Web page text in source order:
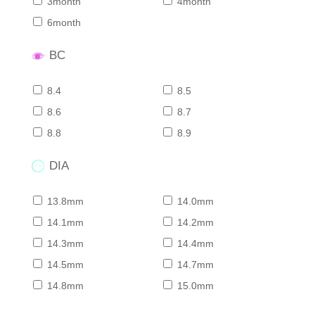
6month
BC
8.4
8.5
8.6
8.7
8.8
8.9
DIA
13.8mm
14.0mm
14.1mm
14.2mm
14.3mm
14.4mm
14.5mm
14.7mm
14.8mm
15.0mm